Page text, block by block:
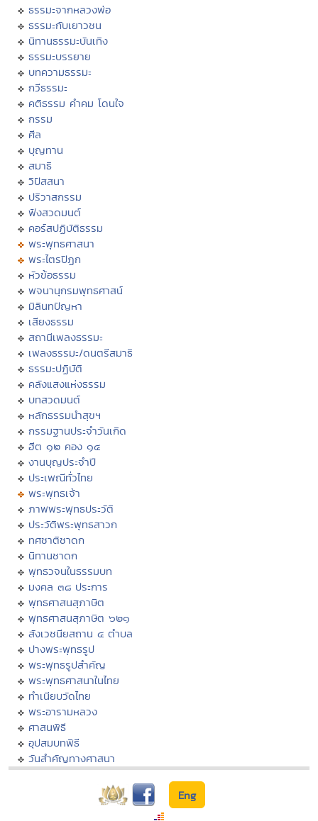
ธรรมะจากหลวงพ่อ
ธรรมะกับเยาวชน
นิทานธรรมะบันเทิง
ธรรมะบรรยาย
บทความธรรมะ
กวีธรรมะ
คติธรรม คำคม โดนใจ
กรรม
ศีล
บุญทาน
สมาธิ
วิปัสสนา
ปริวาสกรรม
ฟังสวดมนต์
คอร์สปฏิบัติธรรม
พระพุทธศาสนา
พระไตรปิฏก
หัวข้อธรรม
พจนานุกรมพุทธศาสน์
มิลินทปัญหา
เสียงธรรม
สถานีเพลงธรรมะ
เพลงธรรมะ/ดนตรีสมาธิ
ธรรมะปฏิบัติ
คลังแสงแห่งธรรม
บทสวดมนต์
หลักธรรมนำสุขฯ
กรรมฐานประจำวันเกิด
ฮีต ๑๒ คอง ๑๔
งานบุญประจำปี
ประเพณีทั่วไทย
พระพุทธเจ้า
ภาพพระพุทธประวัติ
ประวัติพระพุทธสาวก
ทศชาติชาดก
นิทานชาดก
พุทธวจนในธรรมบท
มงคล ๓๘ ประการ
พุทธศาสนสุภาษิต
พุทธศาสนสุภาษิต ๖๒๑
สังเวชนียสถาน ๔ ตำบล
ปางพระพุทธรูป
พระพุทธรูปสำคัญ
พระพุทธศาสนาในไทย
ทำเนียบวัดไทย
พระอารามหลวง
ศาสนพิธี
อุปสมบทพิธี
วันสำคัญทางศาสนา
Eng